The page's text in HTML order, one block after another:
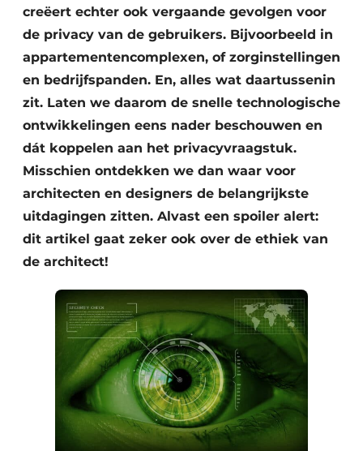
creëert echter ook vergaande gevolgen voor
de privacy van de gebruikers. Bijvoorbeeld in
appartementencomplexen, of zorginstellingen
en bedrijfspanden. En, alles wat daartussenin
zit. Laten we daarom de snelle technologische
ontwikkelingen eens nader beschouwen en
dát koppelen aan het privacyvraagstuk.
Misschien ontdekken we dan waar voor
architecten en designers de belangrijkste
uitdagingen zitten. Alvast een spoiler alert:
dit artikel gaat zeker ook over de ethiek van
de architect!